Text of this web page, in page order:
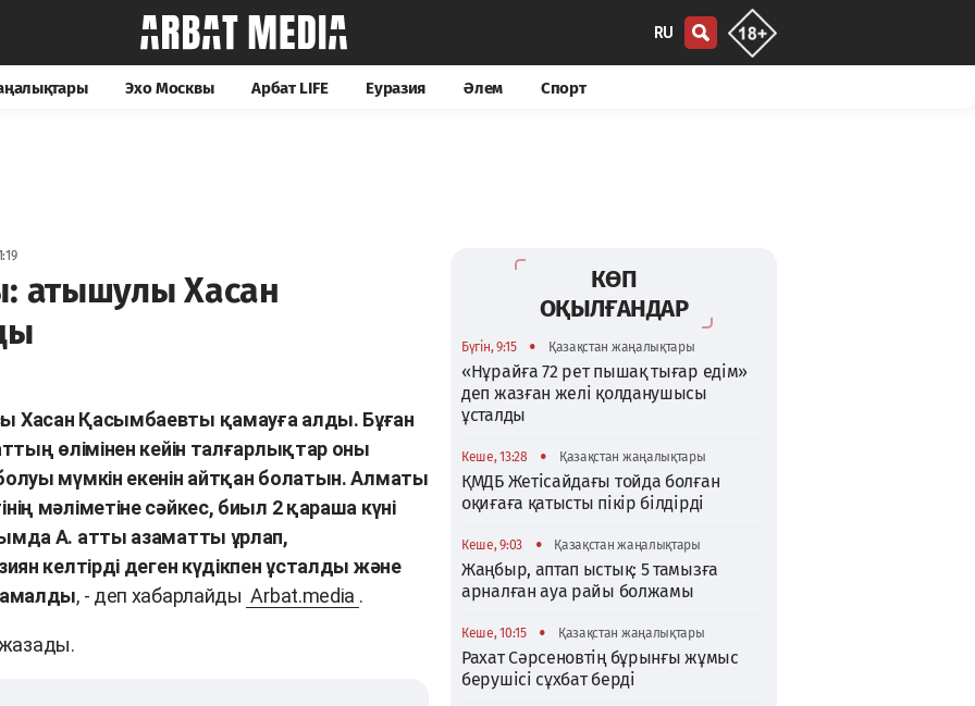
RU
Эхо Москвы Арбат LIFE Еуразия Әлем Спорт
атышулы Хасан
Қасымбаевты қамауға алды. Бұған
өлімінен кейін талғарлықтар оны
мүмкін екенін айтқан болатын. Алматы
мәліметіне сәйкес, биыл 2 қараша күні
А. атты азаматты ұрлап,
келтірді деген күдікпен ұсталды және
, - деп хабарлайды Arbat.media .
жазады.
КӨП
ОҚЫЛҒАНДАР
Бүгін, 9:15 • Қазақстан жаңалықтары
«Нұрайға 72 рет пышақ тығар едім»
деп жазған желі қолданушысы
ұсталды
Кеше, 13:28 • Қазақстан жаңалықтары
ҚМДБ Жетісайдағы тойда болған
оқиғаға қатысты пікір білдірді
Кеше, 9:03 • Қазақстан жаңалықтары
Жаңбыр, аптап ыстық: 5 тамызға
арналған ауа райы болжамы
Кеше, 10:15 • Қазақстан жаңалықтары
Рахат Сәрсеновтің бұрынғы жұмыс
берушісі сұхбат берді